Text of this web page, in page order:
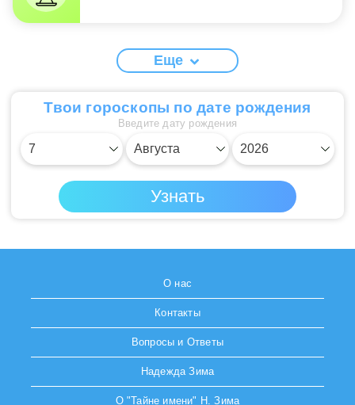
Еще
Твои гороскопы по дате рождения
Введите дату рождения
О нас
Контакты
Вопросы и Ответы
Надежда Зима
О "Тайне имени" Н. Зима